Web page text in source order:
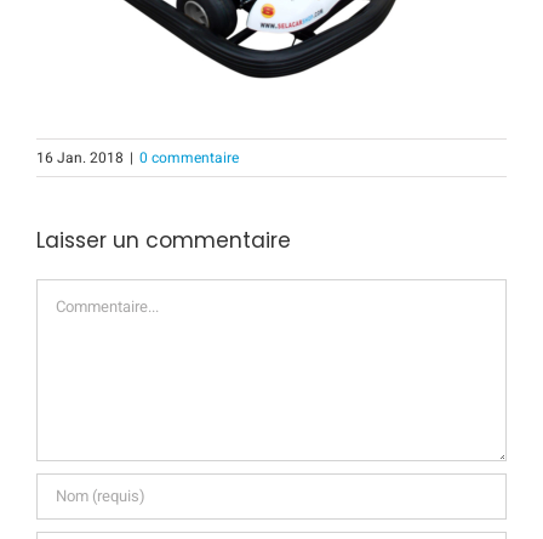
16 Jan. 2018 | 0 commentaire
Laisser un commentaire